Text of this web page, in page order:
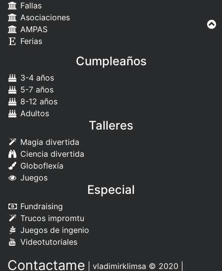
Fallas
Asociaciones
AMPAS
Ferias
Cumpleaños
3-4 años
5-7 años
8-12 años
Adultos
Talleres
Magia divertida
Ciencia divertida
Globoflexía
Juegos
Especial
Fundraising
Trucos impromtu
Juegos de ingenio
Videotutoriales
Contactame vladimirklimsa © 2020 |